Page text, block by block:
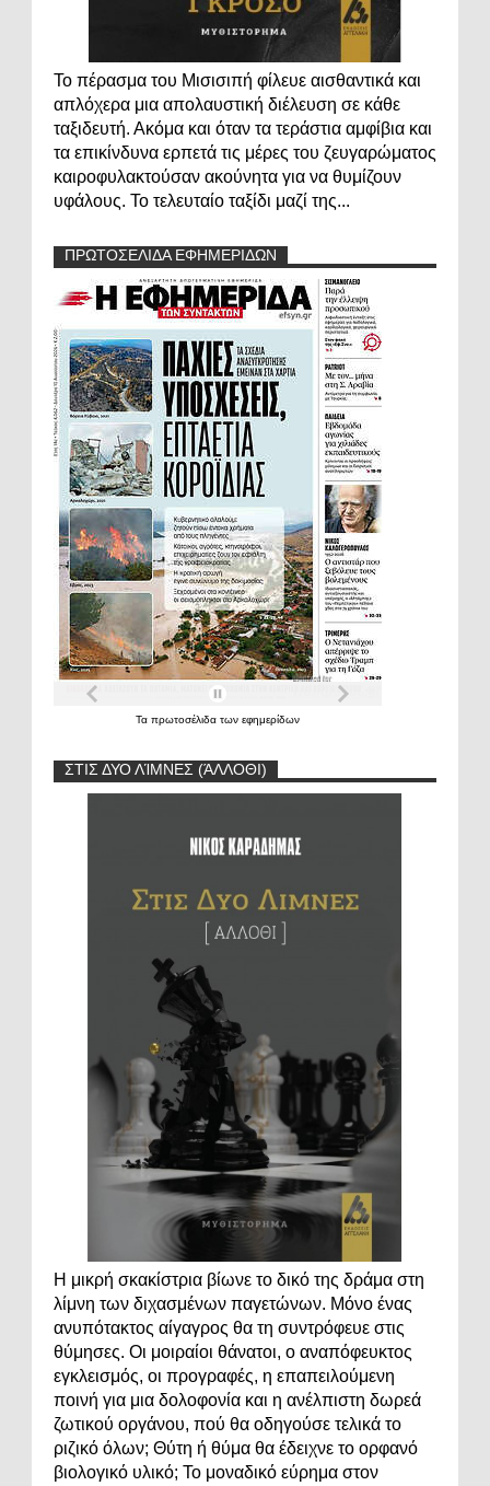
Το πέρασμα του Μισισιπή φίλευε αισθαντικά και
απλόχερα μια απολαυστική διέλευση σε κάθε
ταξιδευτή. Ακόμα και όταν τα τεράστια αμφίβια και
τα επικίνδυνα ερπετά τις μέρες του ζευγαρώματος
καιροφυλακτούσαν ακούνητα για να θυμίζουν
υφάλους. Το τελευταίο ταξίδι μαζί της...
ΠΡΩΤΟΣΕΛΙΔΑ ΕΦΗΜΕΡΙΔΩΝ
Τα πρωτοσέλιδα των εφημερίδων
ΣΤΙΣ ΔΥΟ ΛΊΜΝΕΣ (ΆΛΛΟΘΙ)
Η μικρή σκακίστρια βίωνε το δικό της δράμα στη
λίμνη των διχασμένων παγετώνων. Μόνο ένας
ανυπότακτος αίγαγρος θα τη συντρόφευε στις
θύμησες. Οι μοιραίοι θάνατοι, ο αναπόφευκτος
εγκλεισμός, οι προγραφές, η επαπειλούμενη
ποινή για μια δολοφονία και η ανέλπιστη δωρεά
ζωτικού οργάνου, πού θα οδηγούσε τελικά το
ριζικό όλων; Θύτη ή θύμα θα έδειχνε το ορφανό
βιολογικό υλικό; Το μοναδικό εύρημα στον